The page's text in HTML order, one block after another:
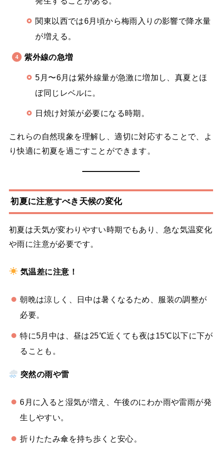
関東以西では6月頃から梅雨入りの影響で降水量
が増える。
紫外線の急増
5月〜6月は紫外線量が急激に増加し、真夏とほ
ぼ同じレベルに。
日焼け対策が必要になる時期。
これらの自然現象を理解し、適切に対応することで、よ
り快適に初夏を過ごすことができます。
初夏に注意すべき天候の変化
初夏は天気が変わりやすい時期でもあり、急な気温変化
や雨に注意が必要です。
気温差に注意！
朝晩は涼しく、日中は暑くなるため、服装の調整が
必要。
特に5月中は、昼は25℃近くても夜は15℃以下に下が
ることも。
突然の雨や雷
6月に入ると湿気が増え、午後のにわか雨や雷雨が発
生しやすい。
折りたたみ傘を持ち歩くと安心。